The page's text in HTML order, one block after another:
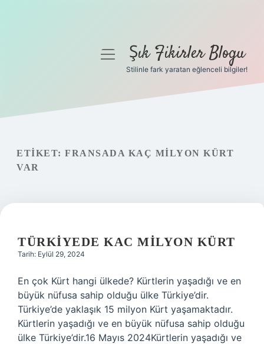
Gizlilik Politikası
Hakkımızda
menüyüŞık Fikirler Blogu
Stilinle fark yaratan eğlenceli bilgiler!
ETIKET: FRANSADA KAÇ MILYON KÜRT
VAR
TÜRKIYEDE KAC MILYON KÜRT
Tarih: Eylül 29, 2024
En çok Kürt hangi ülkede? Kürtlerin yaşadığı ve en
büyük nüfusa sahip olduğu ülke Türkiye’dir.
Türkiye’de yaklaşık 15 milyon Kürt yaşamaktadır.
Kürtlerin yaşadığı ve en büyük nüfusa sahip olduğu
ülke Türkiye’dir.16 Mayıs 2024Kürtlerin yaşadığı ve